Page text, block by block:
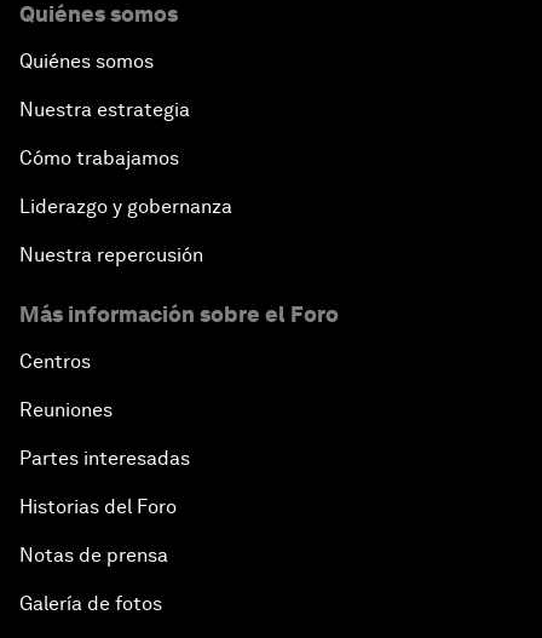
Quiénes somos
Quiénes somos
Nuestra estrategia
Cómo trabajamos
Liderazgo y gobernanza
Nuestra repercusión
Más información sobre el Foro
Centros
Reuniones
Partes interesadas
Historias del Foro
Notas de prensa
Galería de fotos